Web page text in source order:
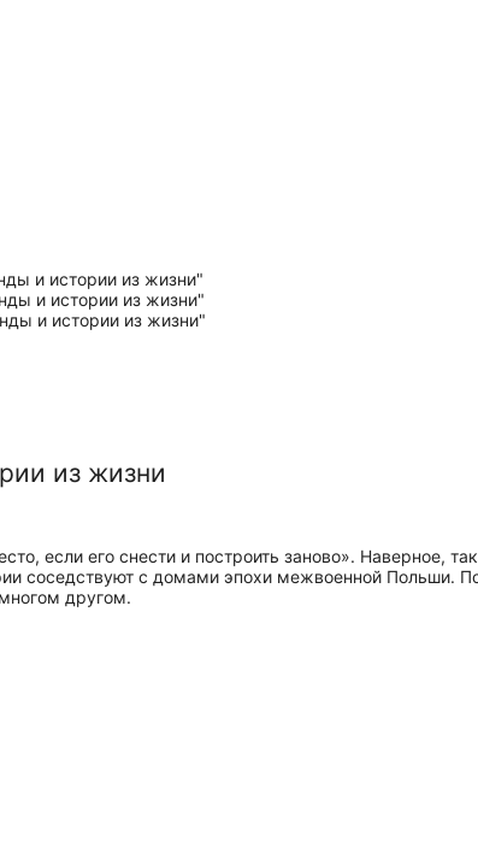
из жизни
если его снести и построить заново». Наверное,
соседствуют с домами эпохи межвоенной Польши.
другом.